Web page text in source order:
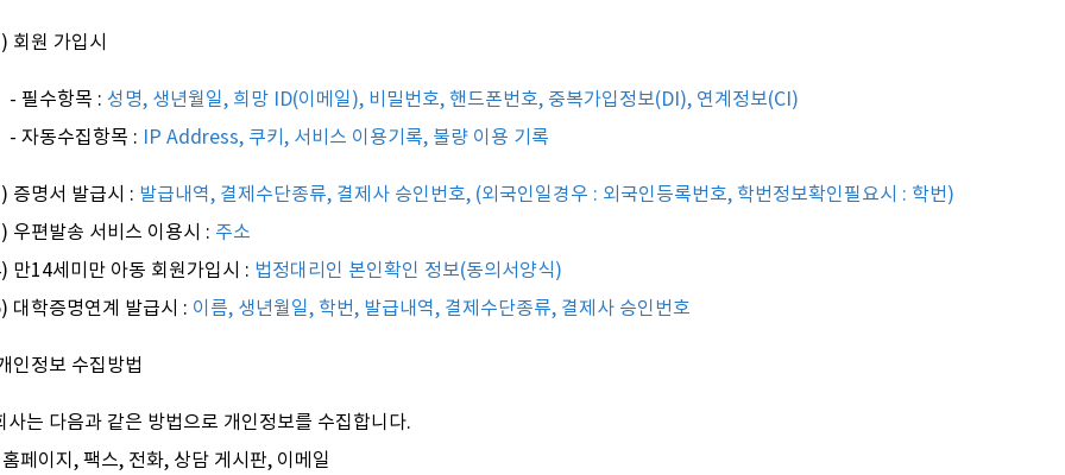
회원 가입시
- 필수항목 : 성명, 생년월일, 희망 ID(이메일), 비밀번호, 핸드폰번호, 중복가입정보(DI), 연계정보(CI)
- 자동수집항목 : IP Address, 쿠키, 서비스 이용기록, 불량 이용 기록
증명서 발급시 : 발급내역, 결제수단종류, 결제사 승인번호, (외국인일경우 : 외국인등록번호, 학번정보확인필요시 : 학번)
우편발송 서비스 이용시 : 주소
만14세미만 아동 회원가입시 : 법정대리인 본인확인 정보(동의서양식)
대학증명연계 발급시 : 이름, 생년월일, 학번, 발급내역, 결제수단종류, 결제사 승인번호
인정보 수집방법
사는 다음과 같은 방법으로 개인정보를 수집합니다.
페이지, 팩스, 전화, 상담 게시판, 이메일